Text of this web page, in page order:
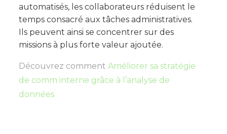
automatisés, les collaborateurs réduisent le
temps consacré aux tâches administratives.
Ils peuvent ainsi se concentrer sur des
missions à plus forte valeur ajoutée.
Découvrez commentAméliorer sa stratégie
de comm interne grâce à l’analyse de
données